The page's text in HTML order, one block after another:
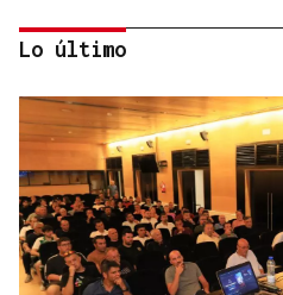
"GRAN CAPACIDAD DE TRABAJO"
Lo último